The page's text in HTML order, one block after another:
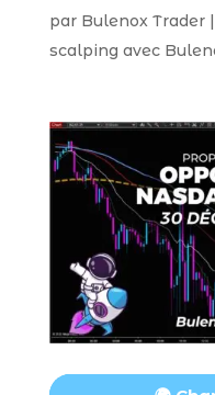
par Bulenox Trader|
scalping avec